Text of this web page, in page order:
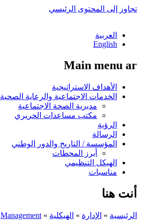
تجاوز إلى المحتوى الرئيسي
العربية
English
Main menu ar
الأهداف الاستراتيجية
الخدمات الاجتماعية والرعاية الصحية
مديرية الصحة الاجتماعية
مكتب مساعدات الحريري
الرؤية
الرسالة
المؤسسة / التاريخ والدور الوطني
أبرز المحطات
الهيكل التنظيمي
مناسبات
أنت هنا
الرئيسية » الإدارة » الهيكلية »
Management